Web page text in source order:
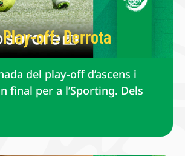
Play-off: Derrota
del play-off d’ascens i
final per a l’Sporting. Dels